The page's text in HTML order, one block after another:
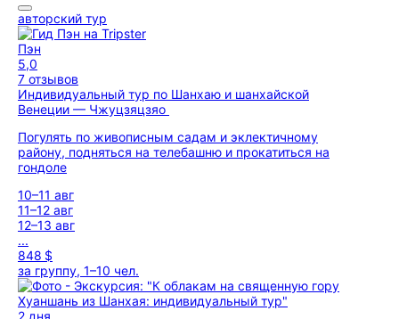
авторский тур
Пэн
5,0
7 отзывов
Индивидуальный тур по Шанхаю и шанхайской
Венеции — Чжуцзяцзяо
Погулять по живописным садам и эклектичному
району, подняться на телебашню и прокатиться на
гондоле
10–11 авг
11–12 авг
12–13 авг
...
848 $
за группу, 1–10 чел.
2 дня